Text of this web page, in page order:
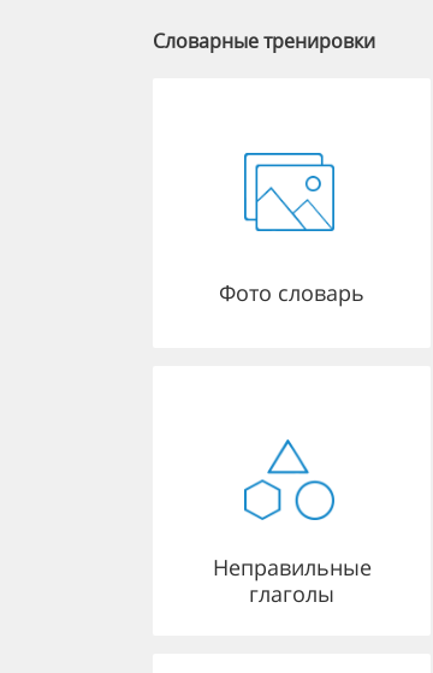
Словарные тренировки
Фото словарь
Неправильные
глаголы